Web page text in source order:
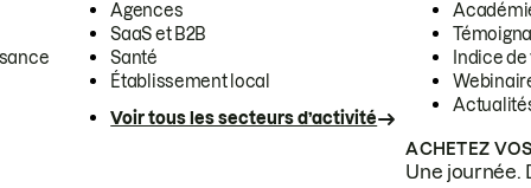
Agences
SaaS et B2B
Santé
Établissement local
Voir tous les secteurs d’activité
Indice
ACHETEZ
Une journée.